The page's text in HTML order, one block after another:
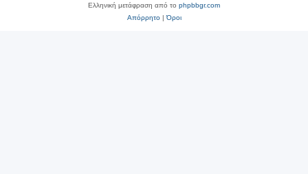
Ελληνική μετάφραση από το phpbbgr.com
Απόρρητο|Όροι